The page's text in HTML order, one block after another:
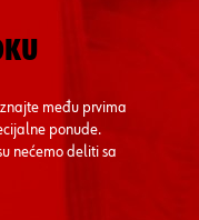
među prvima
ponude.
nećemo deliti sa